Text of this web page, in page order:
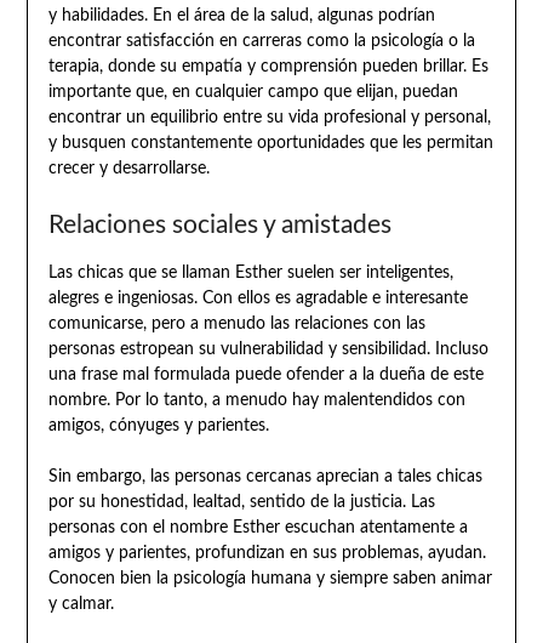
y habilidades. En el área de la salud, algunas podrían
encontrar satisfacción en carreras como la psicología o la
terapia, donde su empatía y comprensión pueden brillar. Es
importante que, en cualquier campo que elijan, puedan
encontrar un equilibrio entre su vida profesional y personal,
y busquen constantemente oportunidades que les permitan
crecer y desarrollarse.
Relaciones sociales y amistades
Las chicas que se llaman Esther suelen ser inteligentes,
alegres e ingeniosas. Con ellos es agradable e interesante
comunicarse, pero a menudo las relaciones con las
personas estropean su vulnerabilidad y sensibilidad. Incluso
una frase mal formulada puede ofender a la dueña de este
nombre. Por lo tanto, a menudo hay malentendidos con
amigos, cónyuges y parientes.
Sin embargo, las personas cercanas aprecian a tales chicas
por su honestidad, lealtad, sentido de la justicia. Las
personas con el nombre Esther escuchan atentamente a
amigos y parientes, profundizan en sus problemas, ayudan.
Conocen bien la psicología humana y siempre saben animar
y calmar.